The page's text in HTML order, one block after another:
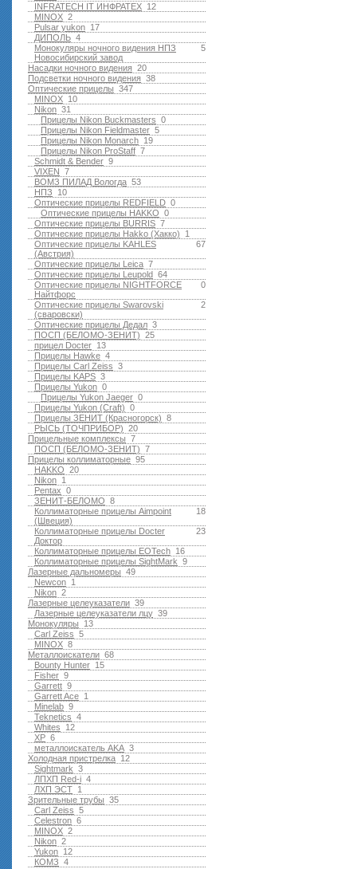
12
INFRATECH IT ИНФРАТЕХ
2
MINOX
17
Pulsar yukon
4
ДИПОЛЬ
5
Монокуляры ночного видения НПЗ
Новосибирский завод
20
Насадки ночного видения
38
Подсветки ночного видения
347
Оптические прицелы
10
MINOX
31
Nikon
0
Прицелы Nikon Buckmasters
5
Прицелы Nikon Fieldmaster
19
Прицелы Nikon Monarch
7
Прицелы Nikon ProStaff
9
Schmidt & Bender
7
VIXEN
53
ВОМЗ ПИЛАД Вологда
10
НПЗ
0
Оптические прицелы REDFIELD
0
Оптические прицелы HAKKO
7
Оптические прицелы BURRIS
1
Оптические прицелы Hakko (Хакко)
67
Оптические прицелы KAHLES
(Австрия)
7
Оптические прицелы Leica
64
Оптические прицелы Leupold
0
Оптические прицелы NIGHTFORCE
Найтфорс
2
Оптические прицелы Swarovski
(сваровски)
3
Оптические прицелы Дедал
25
ПОСП (БЕЛОМО-ЗЕНИТ)
13
прицел Docter
4
Прицелы Hawke
3
Прицелы Carl Zeiss
3
Прицелы KAPS
0
Прицелы Yukon
0
Прицелы Yukon Jaeger
0
Прицелы Yukon (Craft)
8
Прицелы ЗЕНИТ (Красногорск)
20
РЫСЬ (ТОЧПРИБОР)
7
Прицельные комплексы
7
ПОСП (БЕЛОМО-ЗЕНИТ)
95
Прицелы коллиматорные
20
HAKKO
1
Nikon
0
Pentax
8
ЗЕНИТ-БЕЛОМО
18
Коллиматорные прицелы Aimpoint
(Швеция)
23
Коллиматорные прицелы Docter
Доктор
16
Коллиматорные прицелы EOTech
9
Коллиматорные прицелы SightMark
49
Лазерные дальномеры
1
Newcon
2
Nikon
39
Лазерные целеуказатели
39
Лазерные целеуказатели лцу
13
Монокуляры
5
Carl Zeiss
8
MINOX
68
Металлоискатели
15
Bounty Hunter
9
Fisher
9
Garrett
1
Garrett Ace
9
Minelab
4
Teknetics
12
Whites
6
XP
3
металлоискатель AKA
12
Холодная пристрелка
3
Sightmark
4
ЛПХП Red-i
1
ЛХП ЭСТ
35
Зрительные трубы
5
Carl Zeiss
6
Celestron
2
MINOX
2
Nikon
12
Yukon
4
КОМЗ